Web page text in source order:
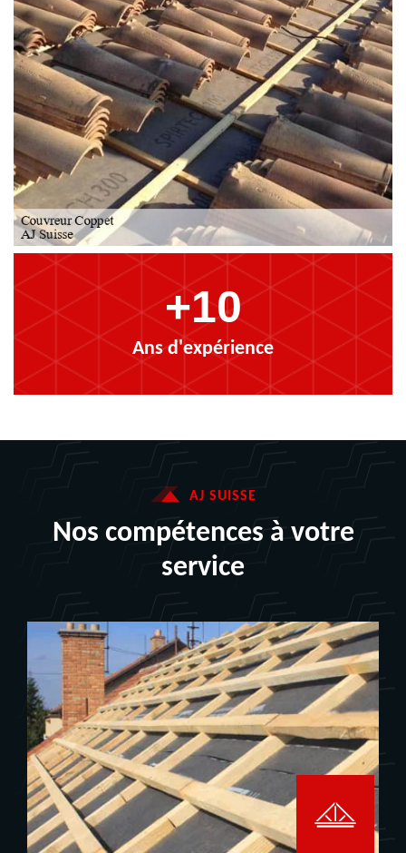
+10
Ans d'expérience
AJ SUISSE
Nos compétences à votre
service